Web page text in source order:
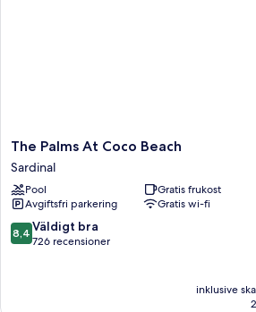
The
Palms
At
Coco
Beach
Sardinal
The Palms At Coco Beach
Sardinal
Pool
Gratis frukost
Avgiftsfri parkering
Gratis wi-fi
8.4
av
8,4 Väldigt bra
726 recensioner
inklusive